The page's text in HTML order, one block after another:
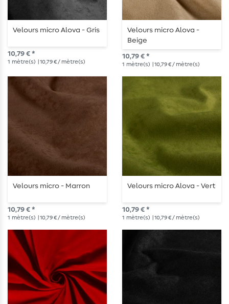
Velours micro Alova - Gris
10,79 € *
1 mètre(s) | 10,79 € / mètre(s)
Velours micro Alova -
Beige
10,79 € *
1 mètre(s) | 10,79 € / mètre(s)
Velours micro - Marron
10,79 € *
1 mètre(s) | 10,79 € / mètre(s)
Velours micro Alova - Vert
10,79 € *
1 mètre(s) | 10,79 € / mètre(s)